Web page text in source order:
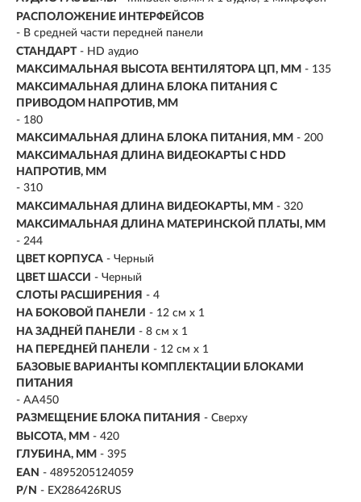
РАСПОЛОЖЕНИЕ ИНТЕРФЕЙСОВ
- В средней части передней панели
СТАНДАРТ - HD аудио
МАКСИМАЛЬНАЯ ВЫСОТА ВЕНТИЛЯТОРА ЦП, ММ - 135
МАКСИМАЛЬНАЯ ДЛИНА БЛОКА ПИТАНИЯ С
ПРИВОДОМ НАПРОТИВ, ММ
- 180
МАКСИМАЛЬНАЯ ДЛИНА БЛОКА ПИТАНИЯ, ММ - 200
МАКСИМАЛЬНАЯ ДЛИНА ВИДЕОКАРТЫ С HDD
НАПРОТИВ, ММ
- 310
МАКСИМАЛЬНАЯ ДЛИНА ВИДЕОКАРТЫ, ММ - 320
МАКСИМАЛЬНАЯ ДЛИНА МАТЕРИНСКОЙ ПЛАТЫ, ММ
- 244
ЦВЕТ КОРПУСА - Черный
ЦВЕТ ШАССИ - Черный
СЛОТЫ РАСШИРЕНИЯ - 4
НА БОКОВОЙ ПАНЕЛИ - 12 см x 1
НА ЗАДНЕЙ ПАНЕЛИ - 8 см x 1
НА ПЕРЕДНЕЙ ПАНЕЛИ - 12 см x 1
БАЗОВЫЕ ВАРИАНТЫ КОМПЛЕКТАЦИИ БЛОКАМИ
ПИТАНИЯ
- AA450
РАЗМЕЩЕНИЕ БЛОКА ПИТАНИЯ - Сверху
ВЫСОТА, ММ - 420
ГЛУБИНА, ММ - 395
EAN - 4895205124059
P/N - EX286426RUS